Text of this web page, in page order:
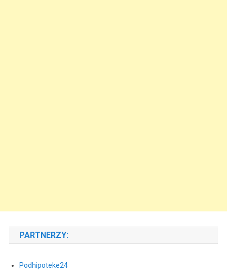
PARTNERZY:
Podhipoteke24